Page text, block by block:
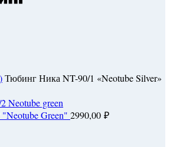
Тюбинг Ника NT-90/1 «Neotube Silver»
Green" 2990,00 ₽